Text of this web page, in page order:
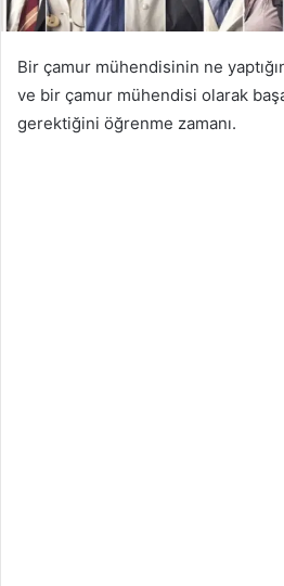
Bir çamur mühendisinin ne
ve bir çamur mühendisi olarak
gerektiğini öğrenme zamanı.